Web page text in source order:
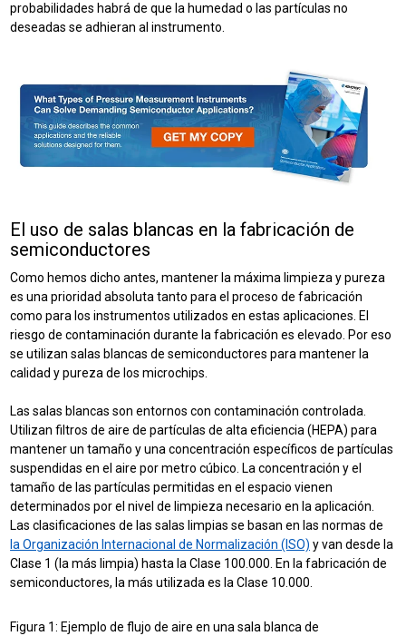
probabilidades habrá de que la humedad o las partículas no
deseadas se adhieran al instrumento.
El uso de salas blancas en la fabricación de
semiconductores
Como hemos dicho antes, mantener la máxima limpieza y pureza
es una prioridad absoluta tanto para el proceso de fabricación
como para los instrumentos utilizados en estas aplicaciones. El
riesgo de contaminación durante la fabricación es elevado. Por eso
se utilizan salas blancas de semiconductores para mantener la
calidad y pureza de los microchips.
Las salas blancas son entornos con contaminación controlada.
Utilizan filtros de aire de partículas de alta eficiencia (HEPA) para
mantener un tamaño y una concentración específicos de partículas
suspendidas en el aire por metro cúbico. La concentración y el
tamaño de las partículas permitidas en el espacio vienen
determinados por el nivel de limpieza necesario en la aplicación.
Las clasificaciones de las salas limpias se basan en las normas de
la Organización Internacional de Normalización (ISO) y van desde la
Clase 1 (la más limpia) hasta la Clase 100.000. En la fabricación de
semiconductores, la más utilizada es la Clase 10.000.
Figura 1: Ejemplo de flujo de aire en una sala blanca de